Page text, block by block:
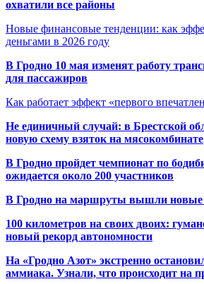
охватили все районы
Новые финансовые тенденции: как
деньгами в 2026 году
В Гродно 10 мая изменят работу
для пассажиров
Как работает эффект «первого
Не единичный случай: в Брестской
новую схему взяток на мясокомбинате
В Гродно пройдет чемпионат по
ожидается около 200 участников
В Гродно на маршруты вышли
100 километров на своих двоих:
новый рекорд автономности
На «Гродно Азот» экстренно
аммиака. Узнали, что происходит на